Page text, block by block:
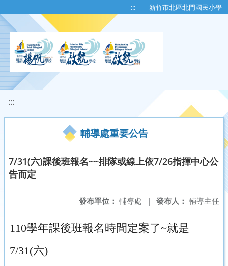
::: 新竹市北區北門國民小學
:::
輔導處重要公告
7/31(六)課後班報名~~排隊或線上依7/26指揮中心公
告而定
發布人： 輔導主任
發布單位： 輔導處 |
110學年課後班報名時間定案了~就是
7/31(六)